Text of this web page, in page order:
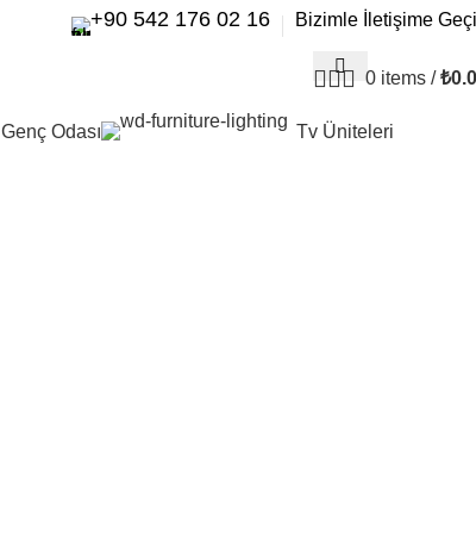
+90 542 176 02 16 Bizimle İletişime
0 items / ₺
Genç Odası Tv Üniteleri